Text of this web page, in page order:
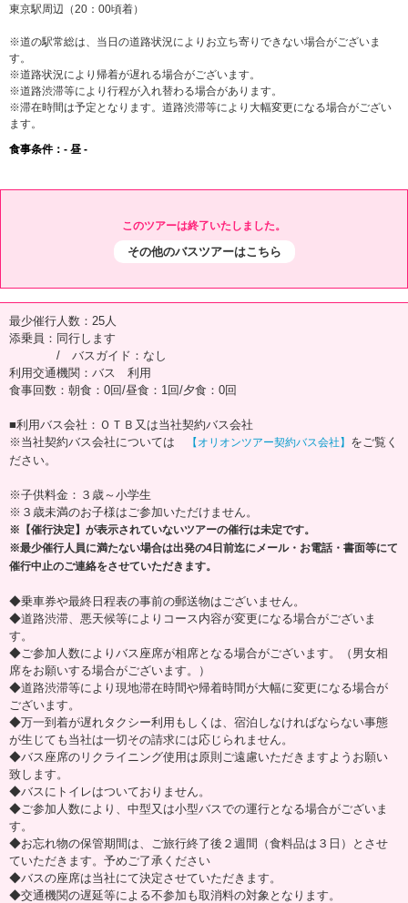
東京駅周辺（20：00頃着）
※道の駅常総は、当日の道路状況によりお立ち寄りできない場合がございま
す。
※道路状況により帰着が遅れる場合がございます。
※道路渋滞等により行程が入れ替わる場合があります。
※滞在時間は予定となります。道路渋滞等により大幅変更になる場合がござい
ます。
食事条件：- 昼 -
このツアーは終了いたしました。
その他のバスツアーはこちら
最少催行人数：25人
添乗員：同行します
/ バスガイド：なし
利用交通機関：バス 利用
食事回数：朝食：0回/昼食：1回/夕食：0回
■利用バス会社：ＯＴＢ又は当社契約バス会社
※当社契約バス会社については
【オリオンツアー契約バス会社】 をご覧く
ださい。
※子供料金：３歳～小学生
※３歳未満のお子様はご参加いただけません。
※【催行決定】が表示されていないツアーの催行は未定です。
※最少催行人員に満たない場合は出発の4日前迄にメール・お電話・書面等にて
催行中止のご連絡をさせていただきます。
◆乗車券や最終日程表の事前の郵送物はございません。
◆道路渋滞、悪天候等によりコース内容が変更になる場合がございま
す。
◆ご参加人数によりバス座席が相席となる場合がございます。（男女相
席をお願いする場合がございます。）
◆道路渋滞等により現地滞在時間や帰着時間が大幅に変更になる場合が
ございます。
◆万一到着が遅れタクシー利用もしくは、宿泊しなければならない事態
が生じても当社は一切その請求には応じられません。
◆バス座席のリクライニング使用は原則ご遠慮いただきますようお願い
致します。
◆バスにトイレはついておりません。
◆ご参加人数により、中型又は小型バスでの運行となる場合がございま
す。
◆お忘れ物の保管期間は、ご旅行終了後２週間（食料品は３日）とさせ
ていただきます。予めご了承ください
◆バスの座席は当社にて決定させていただきます。
◆交通機関の遅延等による不参加も取消料の対象となります。